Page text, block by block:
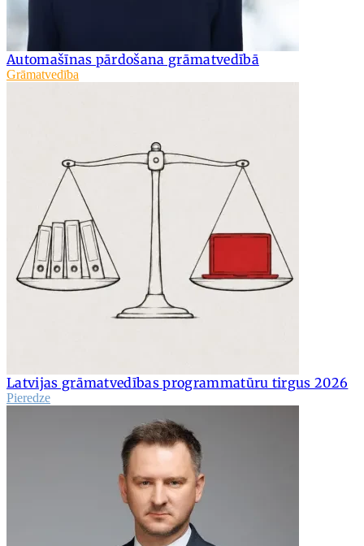
Automašīnas pārdošana grāmatvedībā
Grāmatvedība
Latvijas grāmatvedības programmatūru tirgus 2026
Pieredze